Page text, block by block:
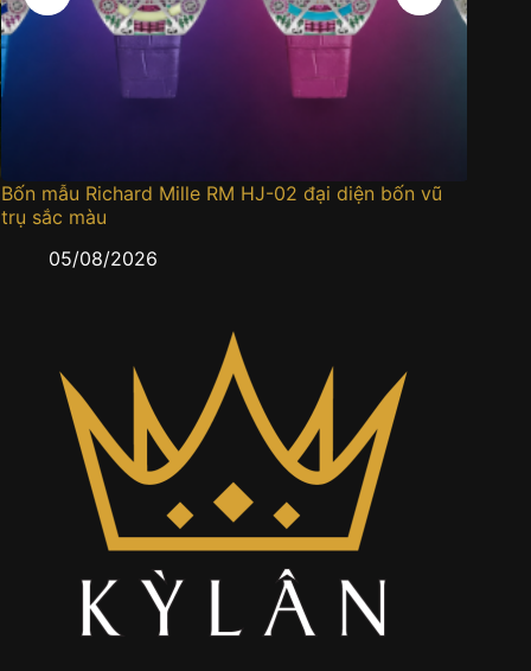
Bốn mẫu Richard Mille RM HJ-02 đại diện bốn vũ
trụ sắc màu
05/08/2026